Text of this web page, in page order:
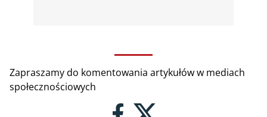
Zapraszamy do komentowania artykułów w mediach
społecznościowych